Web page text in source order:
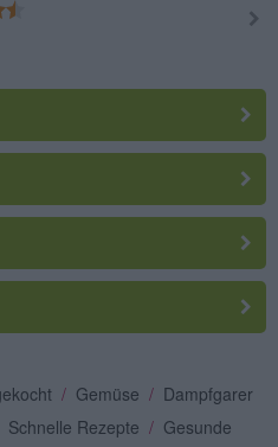
/ Gemüse / Dampfgarer
Schnelle Rezepte / Gesunde